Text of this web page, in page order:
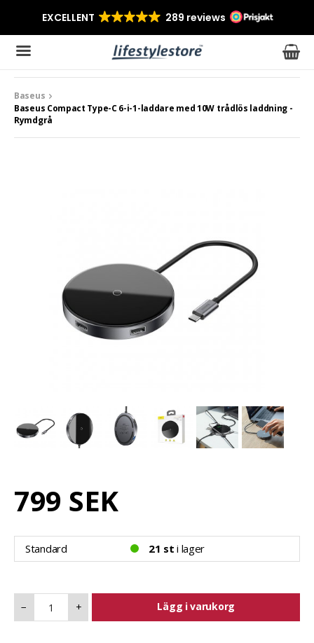
Baseus
Baseus Compact Type-C 6-i-1-laddare med 10W trådlös laddning -
Rymdgrå
799 SEK
Standard 21 st i lager
− + Lägg i varukorg